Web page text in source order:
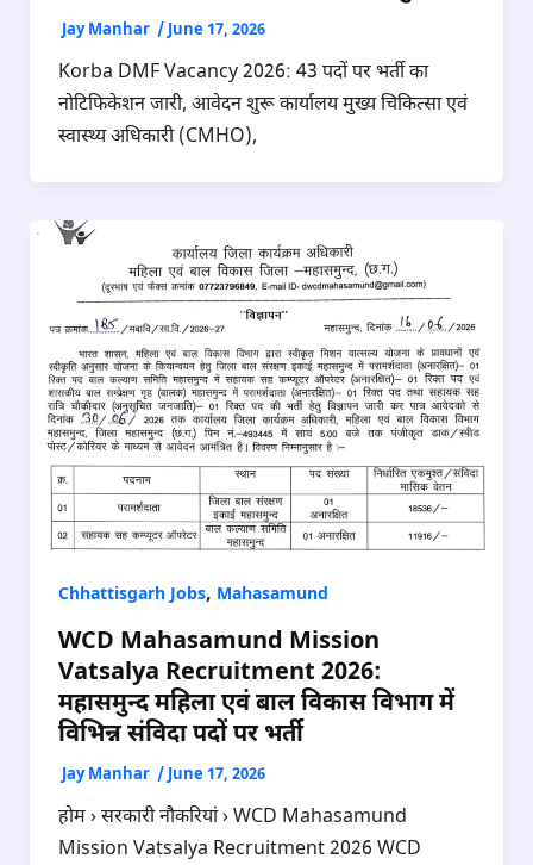
Jay Manhar / June 17, 2026
Korba DMF Vacancy 2026: 43 पदों पर भर्ती का
नोटिफिकेशन जारी, आवेदन शुरू कार्यालय मुख्य चिकित्सा एवं
स्वास्थ्य अधिकारी (CMHO),
Chhattisgarh Jobs, Mahasamund
WCD Mahasamund Mission
Vatsalya Recruitment 2026:
महासमुन्द महिला एवं बाल विकास विभाग में
विभिन्न संविदा पदों पर भर्ती
Jay Manhar / June 17, 2026
होम › सरकारी नौकरियां › WCD Mahasamund
Mission Vatsalya Recruitment 2026 WCD